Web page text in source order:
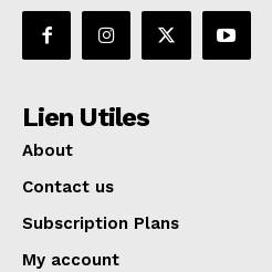
Lien Utiles
About
Contact us
Subscription Plans
My account